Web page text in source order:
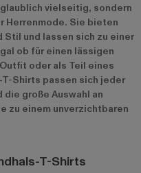
vielseitig, sondern
Herrenmode. Sie bieten
und lassen sich zu einer
ob für einen lässigen
oder als Teil eines
Shirts passen sich jeder
große Auswahl an
zu einem unverzichtbaren
T-Shirts